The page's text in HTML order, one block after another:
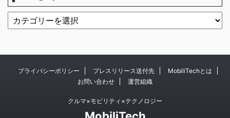
プライバシーポリシー プレスリリース送付先
MobiliTechとは
お問い合わせ
運営組織
クルマ×モビリティ×テクノロジー